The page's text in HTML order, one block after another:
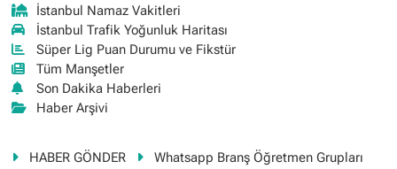
İstanbul Namaz Vakitleri
İstanbul Trafik Yoğunluk Haritası
Süper Lig Puan Durumu ve Fikstür
Tüm Manşetler
Son Dakika Haberleri
Haber Arşivi
HABER GÖNDER
Whatsapp Branş Öğretmen Grupları